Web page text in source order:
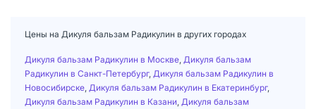
Цены на Дикуля бальзам Радикулин в других городах
Дикуля бальзам Радикулин в Москве Дикуля бальзам
Радикулин в Санкт-Петербург, Дикуля бальзам Радикулин в
Новосибирске Дикуля бальзам Радикулин в Екатеринбург,
Дикуля бальзам Радикулин в Казани Дикуля бальзам